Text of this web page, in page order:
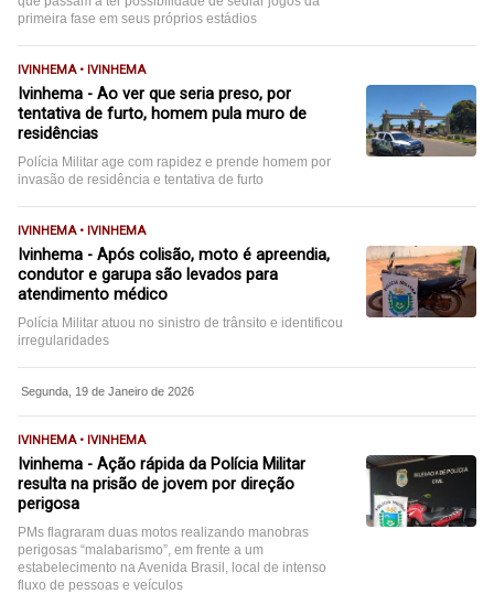
primeira fase em seus próprios estádios
IVINHEMA • IVINHEMA
Ivinhema - Ao ver que seria preso, por
tentativa de furto, homem pula muro de
residências
Polícia Militar age com rapidez e prende homem por
invasão de residência e tentativa de furto
IVINHEMA • IVINHEMA
Ivinhema - Após colisão, moto é apreendia,
condutor e garupa são levados para
atendimento médico
Polícia Militar atuou no sinistro de trânsito e identificou
irregularidades
Segunda, 19 de Janeiro de 2026
IVINHEMA • IVINHEMA
Ivinhema - Ação rápida da Polícia Militar
resulta na prisão de jovem por direção
perigosa
PMs flagraram duas motos realizando manobras
perigosas “malabarismo”, em frente a um
estabelecimento na Avenida Brasil, local de intenso
fluxo de pessoas e veículos